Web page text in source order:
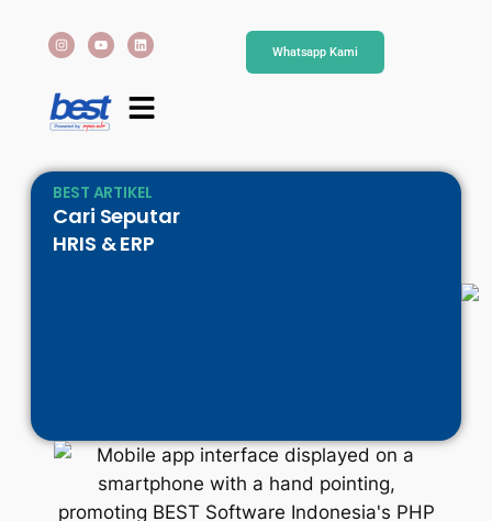
Whatsapp Kami
BEST ARTIKEL
Cari Seputar
HRIS & ERP